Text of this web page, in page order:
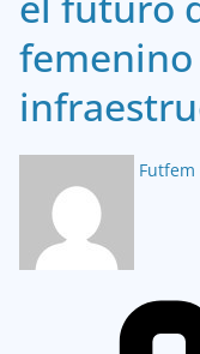
Futfem